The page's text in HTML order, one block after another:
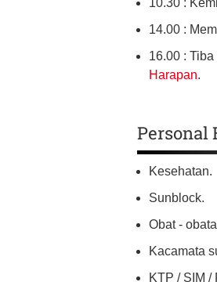
10.30 :
14.00 :
16.00 :
Harapan.
Personal
Kesehatan.
Sunblock.
Obat -
Kacamata
KTP / SIM /